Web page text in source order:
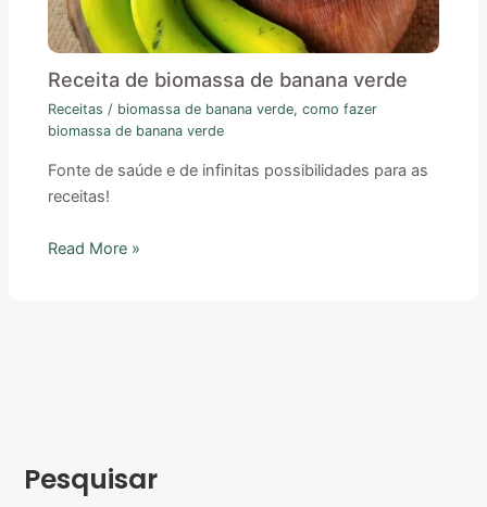
Receita de biomassa de banana verde
Receitas / biomassa de banana verde,como fazer
biomassa de banana verde
Fonte de saúde e de infinitas possibilidades para as
receitas!
Read More »
Pesquisar